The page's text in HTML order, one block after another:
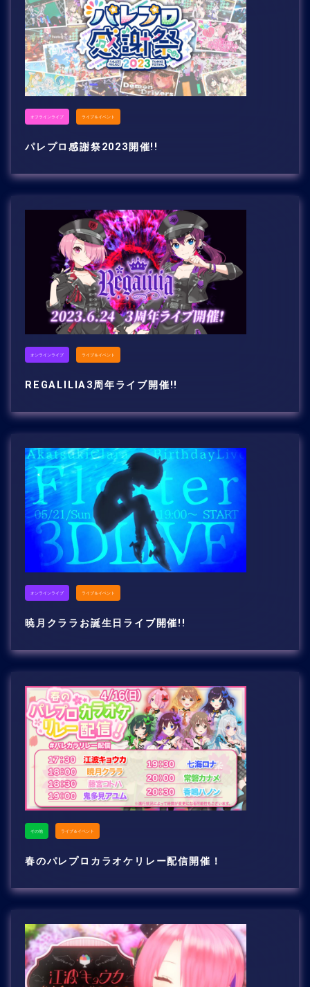
オフラインライブ ライブ＆イベント
パレプロ感謝祭2023開催!!
オンラインライブ ライブ＆イベント
REGALILIA3周年ライブ開催!!
オンラインライブ ライブ＆イベント
暁月クララお誕生日ライブ開催!!
その他 ライブ＆イベント
春のパレプロカラオケリレー配信開催！